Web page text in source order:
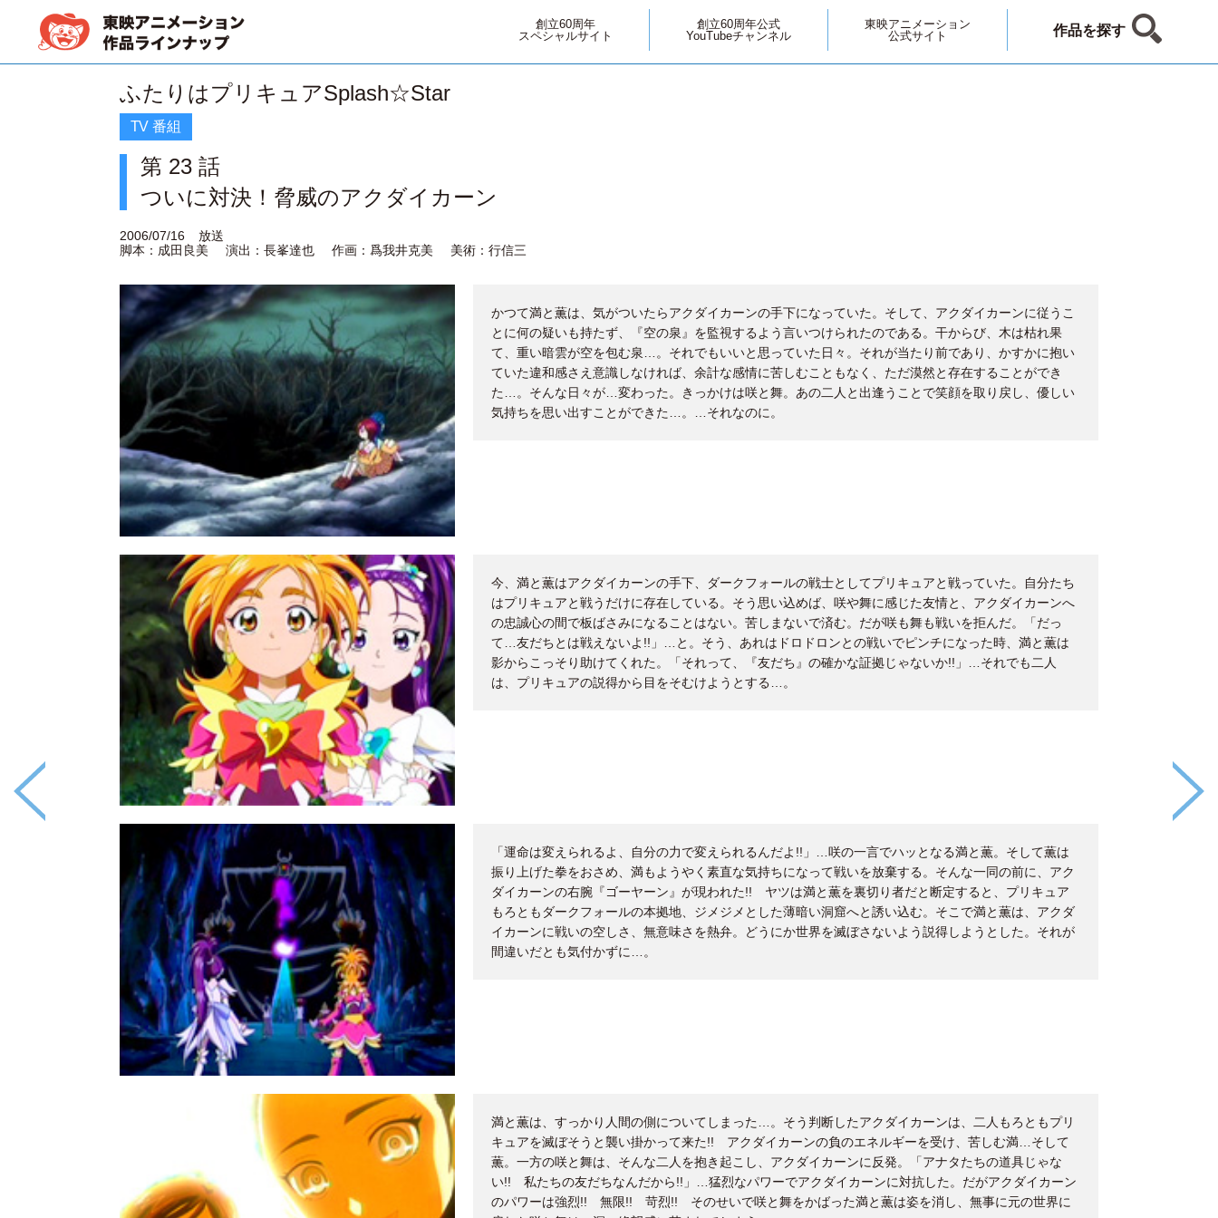
創立60周年
スペシャルサイト
創立60周年公式
YouTubeチャンネル
東映アニメーション
公式サイト
作品を探す
ふたりはプリキュアSplash☆Star
TV 番組
第 23 話
ついに対決！脅威のアクダイカーン
2006/07/16
放送
脚本：成田良美
演出：長峯達也 作画：爲我井克美 美術：行信三
かつて満と薫は、気がついたらアクダイカーンの手下になっていた。そして、アクダイカーンに従うこ
とに何の疑いも持たず、『空の泉』を監視するよう言いつけられたのである。干からび、木は枯れ果
て、重い暗雲が空を包む泉…。それでもいいと思っていた日々。それが当たり前であり、かすかに抱い
ていた違和感さえ意識しなければ、余計な感情に苦しむこともなく、ただ漠然と存在することができ
た…。そんな日々が…変わった。きっかけは咲と舞。あの二人と出逢うことで笑顔を取り戻し、優しい
気持ちを思い出すことができた…。…それなのに。
今、満と薫はアクダイカーンの手下、ダークフォールの戦士としてプリキュアと戦っていた。自分たち
はプリキュアと戦うだけに存在している。そう思い込めば、咲や舞に感じた友情と、アクダイカーンへ
の忠誠心の間で板ばさみになることはない。苦しまないで済む。だが咲も舞も戦いを拒んだ。「だっ
て…友だちとは戦えないよ!!」…と。そう、あれはドロドロンとの戦いでピンチになった時、満と薫は
影からこっそり助けてくれた。「それって、『友だち』の確かな証拠じゃないか!!」…それでも二人
は、プリキュアの説得から目をそむけようとする…。
「運命は変えられるよ、自分の力で変えられるんだよ!!」…咲の一言でハッとなる満と薫。そして薫は
振り上げた拳をおさめ、満もようやく素直な気持ちになって戦いを放棄する。そんな一同の前に、アク
ダイカーンの右腕『ゴーヤーン』が現われた!! ヤツは満と薫を裏切り者だと断定すると、プリキュア
もろともダークフォールの本拠地、ジメジメとした薄暗い洞窟へと誘い込む。そこで満と薫は、アクダ
イカーンに戦いの空しさ、無意味さを熱弁。どうにか世界を滅ぼさないよう説得しようとした。それが
間違いだとも気付かずに…。
満と薫は、すっかり人間の側についてしまった…。そう判断したアクダイカーンは、二人もろともプリ
キュアを滅ぼそうと襲い掛かって来た!! アクダイカーンの負のエネルギーを受け、苦しむ満…そして
薫。一方の咲と舞は、そんな二人を抱き起こし、アクダイカーンに反発。「アナタたちの道具じゃな
い!! 私たちの友だちなんだから!!」…猛烈なパワーでアクダイカーンに対抗した。だがアクダイカーン
のパワーは強烈!! 無限!! 苛烈!! そのせいで咲と舞をかばった満と薫は姿を消し、無事に元の世界に